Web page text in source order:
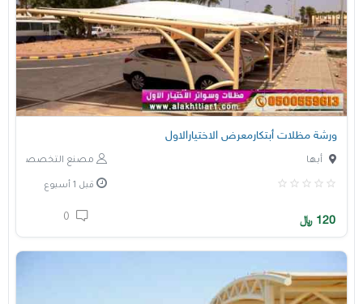
ورشة مظلات أبتكارمعرض الاختيارالاول
مصنع التخصصي أبها
قبل 1 أسبوع
120 ﷼